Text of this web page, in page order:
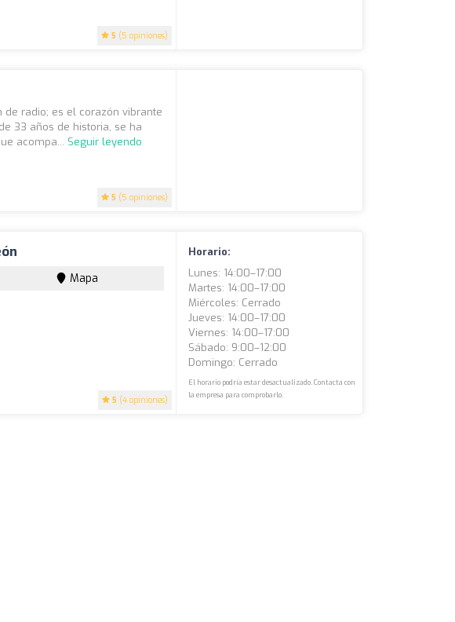
5 (5 opiniones)
5 (5 opiniones)
de radio; es el corazón vibrante
33 años de historia, se ha
acompa... Seguir leyendo
5 (4 opiniones)
Mapa
Horario:
Lunes: 14:00–17:00
Martes: 14:00–17:00
Miércoles: Cerrado
Jueves: 14:00–17:00
Viernes: 14:00–17:00
Sábado: 9:00–12:00
Domingo: Cerrado
El horario podría estar desactualizado. Contacta con
la empresa para comprobarlo.